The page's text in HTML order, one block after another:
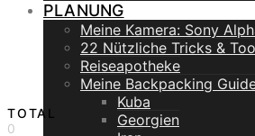
PLANUNG
Meine Kamera: Sony
22 Nützliche Tricks &
Reiseapotheke
Meine Backpacking
Kuba
Georgien
TOTAL
0